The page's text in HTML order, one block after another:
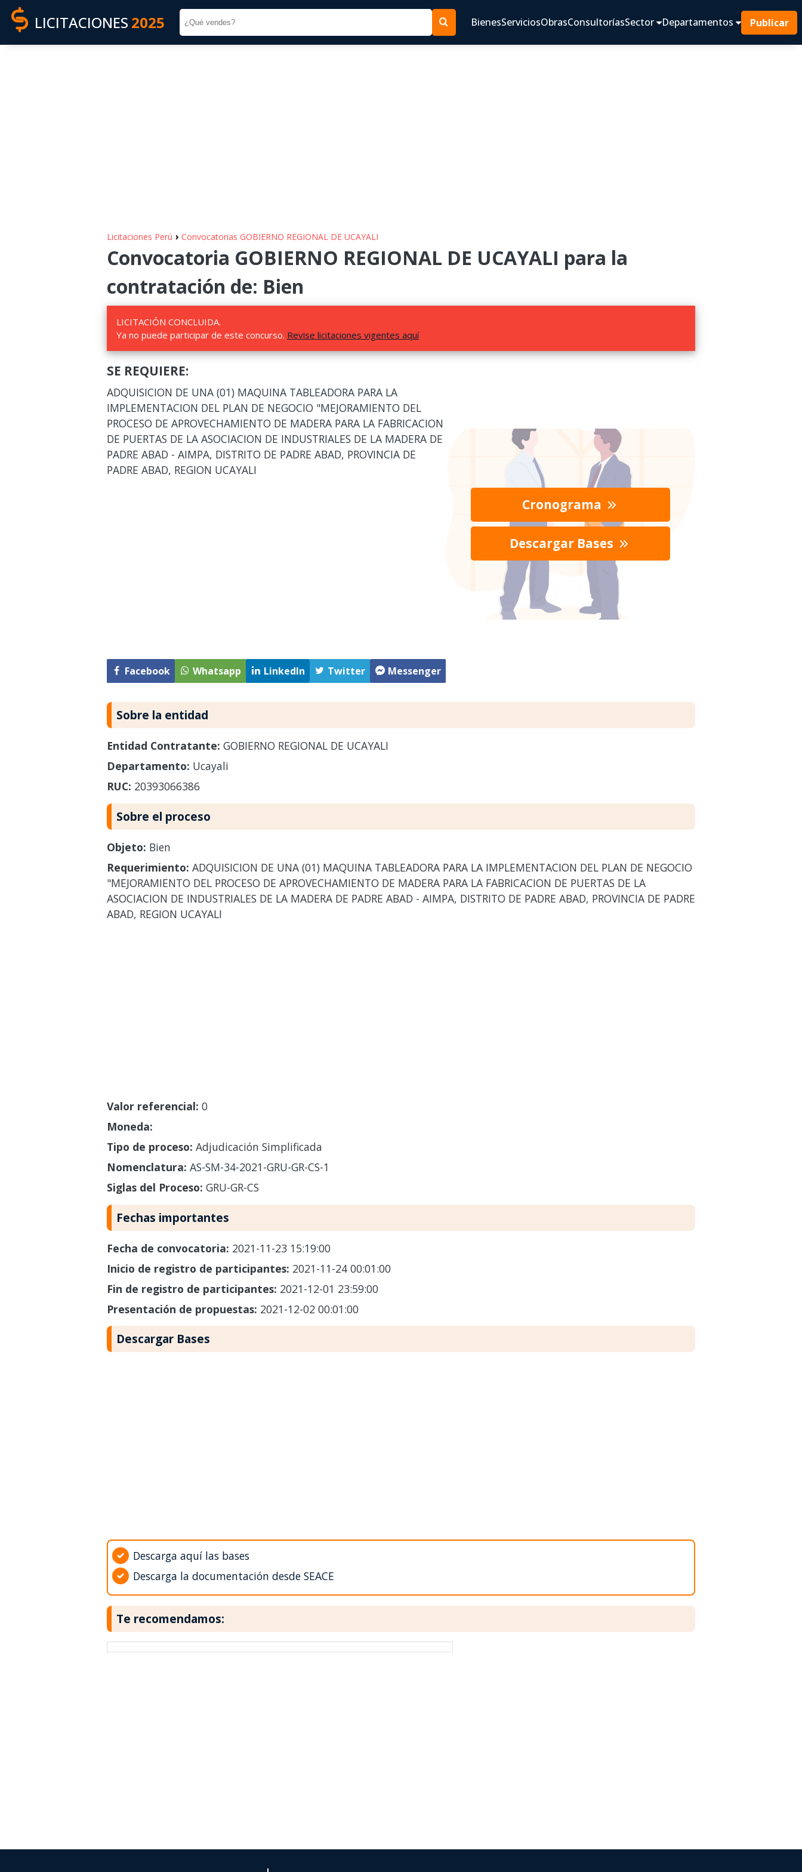
LICITACIONES 2025 BienesServiciosObrasConsultoríasSector Departamentos Publicar
Licitaciones Perú › Convocatorias GOBIERNO REGIONAL DE UCAYALI
Convocatoria GOBIERNO REGIONAL DE UCAYALI para la
contratación de: Bien
LICITACIÓN CONCLUIDA.
Ya no puede participar de este concurso. Revise licitaciones vigentes aquí
SE REQUIERE:
ADQUISICION DE UNA (01) MAQUINA TABLEADORA PARA LA
IMPLEMENTACION DEL PLAN DE NEGOCIO "MEJORAMIENTO DEL
PROCESO DE APROVECHAMIENTO DE MADERA PARA LA FABRICACION
DE PUERTAS DE LA ASOCIACION DE INDUSTRIALES DE LA MADERA DE
PADRE ABAD - AIMPA, DISTRITO DE PADRE ABAD, PROVINCIA DE
PADRE ABAD, REGION UCAYALI
Facebook Whatsapp LinkedIn Twitter Messenger
Cronograma
Descargar Bases
Sobre la entidad
Entidad Contratante: GOBIERNO REGIONAL DE UCAYALI
Departamento: Ucayali
RUC: 20393066386
Sobre el proceso
Objeto: Bien
Requerimiento: ADQUISICION DE UNA (01) MAQUINA TABLEADORA PARA LA IMPLEMENTACION DEL PLAN DE NEGOCIO
"MEJORAMIENTO DEL PROCESO DE APROVECHAMIENTO DE MADERA PARA LA FABRICACION DE PUERTAS DE LA
ASOCIACION DE INDUSTRIALES DE LA MADERA DE PADRE ABAD - AIMPA, DISTRITO DE PADRE ABAD, PROVINCIA DE PADRE
ABAD, REGION UCAYALI
Valor referencial: 0
Moneda:
Tipo de proceso: Adjudicación Simplificada
Nomenclatura: AS-SM-34-2021-GRU-GR-CS-1
Siglas del Proceso: GRU-GR-CS
Fechas importantes
Fecha de convocatoria: 2021-11-23 15:19:00
Inicio de registro de participantes: 2021-11-24 00:01:00
Fin de registro de participantes: 2021-12-01 23:59:00
Presentación de propuestas: 2021-12-02 00:01:00
Descargar Bases
Descarga aquí las bases
Descarga la documentación desde SEACE
Te recomendamos: